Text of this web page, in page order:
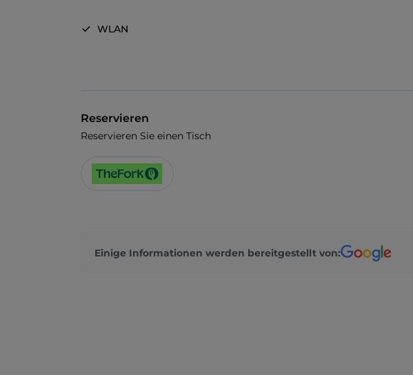
WLAN
Reservieren
Reservieren Sie einen Tisch
Einige Informationen werden bereitgestellt von: